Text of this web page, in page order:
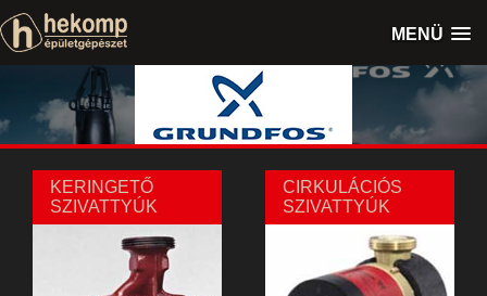
MENÜ
KERINGETŐ
SZIVATTYÚK
CIRKULÁCIÓS
SZIVATTYÚK